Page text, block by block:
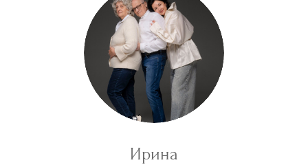
Ирина